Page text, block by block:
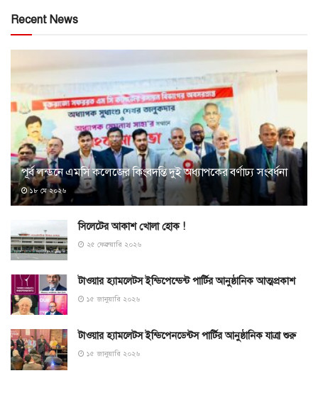
Recent News
পূর্ব লন্ডনে এমসি কলেজের কিংবদন্তি দুই অধ্যাপকের বর্ণাঢ্য সংবর্ধনা
১৮ মে ২০২৬
সিলেটের আকাশ খোলা হোক !
২৫ ফেব্রুয়ারি ২০২৬
টাওয়ার হ্যামলেটস ইন্ডিপেন্ডেন্ট পার্টির আনুষ্ঠানিক আত্মপ্রকাশ
১৫ জানুয়ারি ২০২৬
টাওয়ার হ্যামলেটস ইন্ডিপেনডেন্টস পার্টির আনুষ্ঠানিক যাত্রা শুরু
১৫ জানুয়ারি ২০২৬